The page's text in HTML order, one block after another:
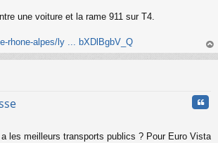
une voiture et la rame 911 sur T4.
rhone-alpes/ly ... bXDlBgbV_Q
au
les meilleurs transports publics ? Pour Euro Vista